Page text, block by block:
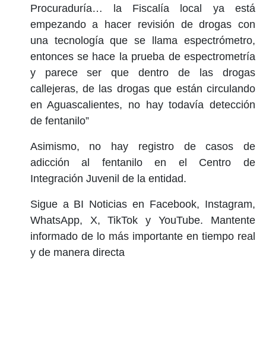
Procuraduría… la Fiscalía local ya está
empezando a hacer revisión de drogas con
una tecnología que se llama espectrómetro,
entonces se hace la prueba de espectrometría
y parece ser que dentro de las drogas
callejeras, de las drogas que están circulando
en Aguascalientes, no hay todavía detección
de fentanilo”
Asimismo, no hay registro de casos de
adicción al fentanilo en el Centro de
Integración Juvenil de la entidad.
Sigue a BI Noticias en Facebook, Instagram,
WhatsApp, X, TikTok y YouTube. Mantente
informado de lo más importante en tiempo real
y de manera directa